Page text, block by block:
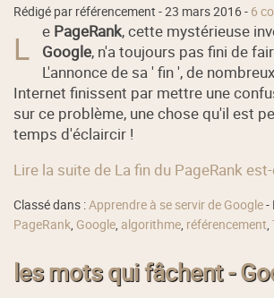
Rédigé par référencement -23 mars 2016- 6
L e PageRank, cette mystérieuse
Google, n'a toujours pas fini de
L'annonce de sa ' fin ', de
Internet finissent par mettre une
sur ce problème, une chose qu'il est
temps d'éclaircir !
Lire la suite de La fin du PageRank
Classé dans :Apprendre à se servir de Google-
PageRank, Google, algorithme, référencement,
les mots qui fâchent -